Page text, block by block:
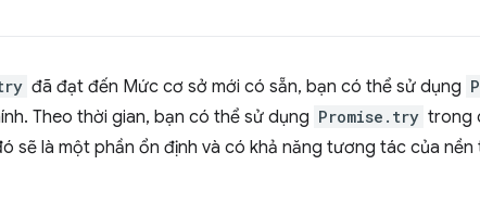
đã đạt đến Mức cơ sở mới có sẵn, bạn có thể sử dụng
Theo thời gian, bạn có thể sử dụng Promise.try trong
sẽ là một phần ổn định và có khả năng tương tác của nền